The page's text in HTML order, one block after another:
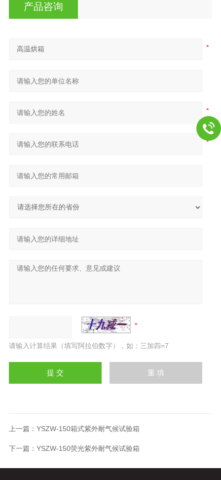
产品咨询
请输入计算结果（填写阿拉伯数字），如：三加四=7
上一篇： YSZW-150箱式紫外耐气候试验箱
下一篇： YSZW-150荧光紫外耐气候试验箱